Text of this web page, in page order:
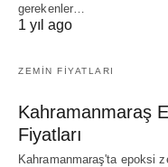
gerekenler…
1 yıl ago
ZEMIN FIYATLARI
Kahramanmaraş
Fiyatları
Kahramanmaraş'ta epoksi